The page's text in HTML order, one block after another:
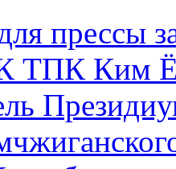
прессы
ТПК Ким